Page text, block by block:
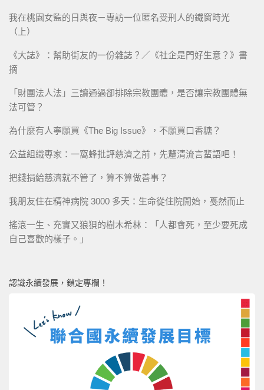
我在桃園女監的日與夜－專訪一位匿名受刑人的鐵窗時光
（上）
《大誌》：幫助街友的一份雜誌？／《社企是門好生意？》書
摘
「財團法人法」三讀通過卻排除宗教團體，是否讓宗教團體無
法可管？
為什麼有人寧願買《The Big Issue》，不願買口香糖？
公益組織專家：一窩蜂批評慈濟之前，先釐清流言蜚語吧！
把錢捐給慈濟就不管了，算不算做善事？
我朋友住在精神病院 3000 多天：生命從住院開始，戞然而止
搖滾一生、充實又狼狽的樹木希林：「人都會死，至少要死成
自己喜歡的樣子。」
認識永續發展，鎖定專欄！